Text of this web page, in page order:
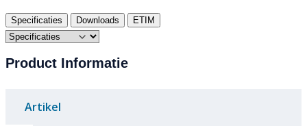
Specificaties Downloads ETIM
Product Informatie
Artikel